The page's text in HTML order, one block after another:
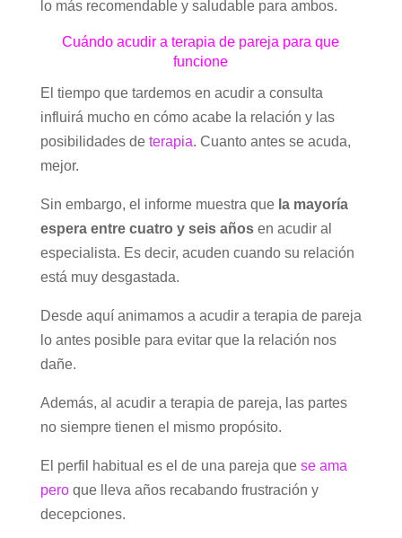
lo más recomendable y saludable para ambos.
Cuándo acudir a terapia de pareja para que
funcione
El tiempo que tardemos en acudir a consulta
influirá mucho en cómo acabe la relación y las
posibilidades de terapia. Cuanto antes se acuda,
mejor.
Sin embargo, el informe muestra que la mayoría
espera entre cuatro y seis añosen acudir al
especialista. Es decir, acuden cuando su relación
está muy desgastada.
Desde aquí animamos a acudir a terapia de pareja
lo antes posible para evitar que la relación nos
dañe.
Además, al acudir a terapia de pareja, las partes
no siempre tienen el mismo propósito.
El perfil habitual es el de una pareja que se ama
peroque lleva años recabando frustración y
decepciones.